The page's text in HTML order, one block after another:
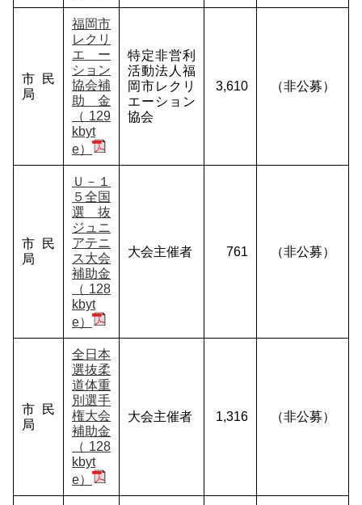
市民
局
福岡市
レクリ
エー
ション
協会補
助金
（129
kbyt
e）
特定非営利
活動法人福
岡市レクリ
エーション
協会
3,610 （非公募）
市民
局
Ｕ－１
５全国
選抜
ジュニ
アテニ
ス大会
補助金
（128
kbyt
e）
大会主催者 761 （非公募）
市民
局
全日本
選抜柔
道体重
別選手
権大会
補助金
（128
kbyt
e）
大会主催者 1,316 （非公募）